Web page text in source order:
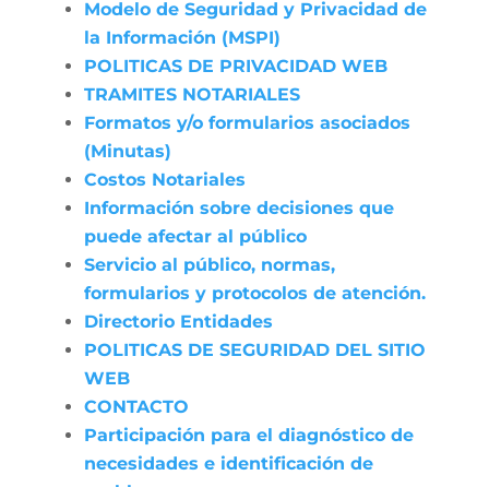
Modelo de Seguridad y Privacidad de
la Información (MSPI)
POLITICAS DE PRIVACIDAD WEB
TRAMITES NOTARIALES
Formatos y/o formularios asociados
(Minutas)
Costos Notariales
Información sobre decisiones que
puede afectar al público
Servicio al público, normas,
formularios y protocolos de atención.
Directorio Entidades
POLITICAS DE SEGURIDAD DEL SITIO
WEB
CONTACTO
Participación para el diagnóstico de
necesidades e identificación de